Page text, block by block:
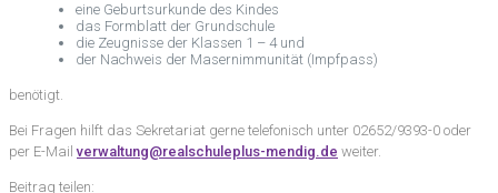
eine Geburtsurkunde des Kindes
das Formblatt der Grundschule
die Zeugnisse der Klassen 1 – 4 und
der Nachweis der Masernimmunität (Impfpass)
benötigt.
Bei Fragen hilft das Sekretariat gerne telefonisch unter 02652/9393-0 oder
per E-Mailverwaltung@realschuleplus-mendig.de weiter.
Beitrag teilen: